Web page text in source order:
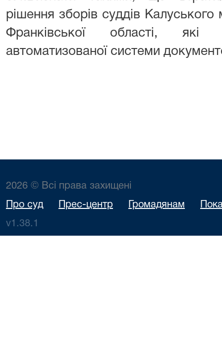
рішення зборів суддів Калуського
Франківської області, які
автоматизованої системи
2026 © Всі права захищені
Про суд Прес-центр Громадянам
v1.38.1